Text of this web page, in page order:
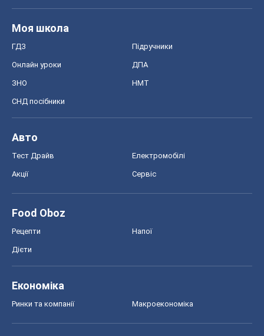
Моя школа
ГДЗ Підручники
Онлайн уроки ДПА
ЗНО НМТ
СНД посібники
Авто
Тест Драйв Електромобілі
Акції Сервіс
Food Oboz
Рецепти Напої
Дієти
Економіка
Ринки та компанії Макроекономіка